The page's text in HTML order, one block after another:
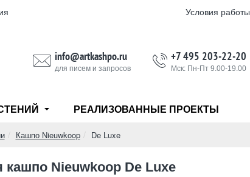
Условия работы
info@artkashpo.ru
для писем и запросов
+7 495 203-22-20
Мск: Пн-Пт 9.00-19.00
РЕАЛИЗОВАННЫЕ ПРОЕКТЫ
Кашпо Nieuwkoop De Luxe
кашпо Nieuwkoop De Luxe